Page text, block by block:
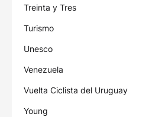
Treinta y Tres
Turismo
Unesco
Venezuela
Vuelta Ciclista del Uruguay
Young